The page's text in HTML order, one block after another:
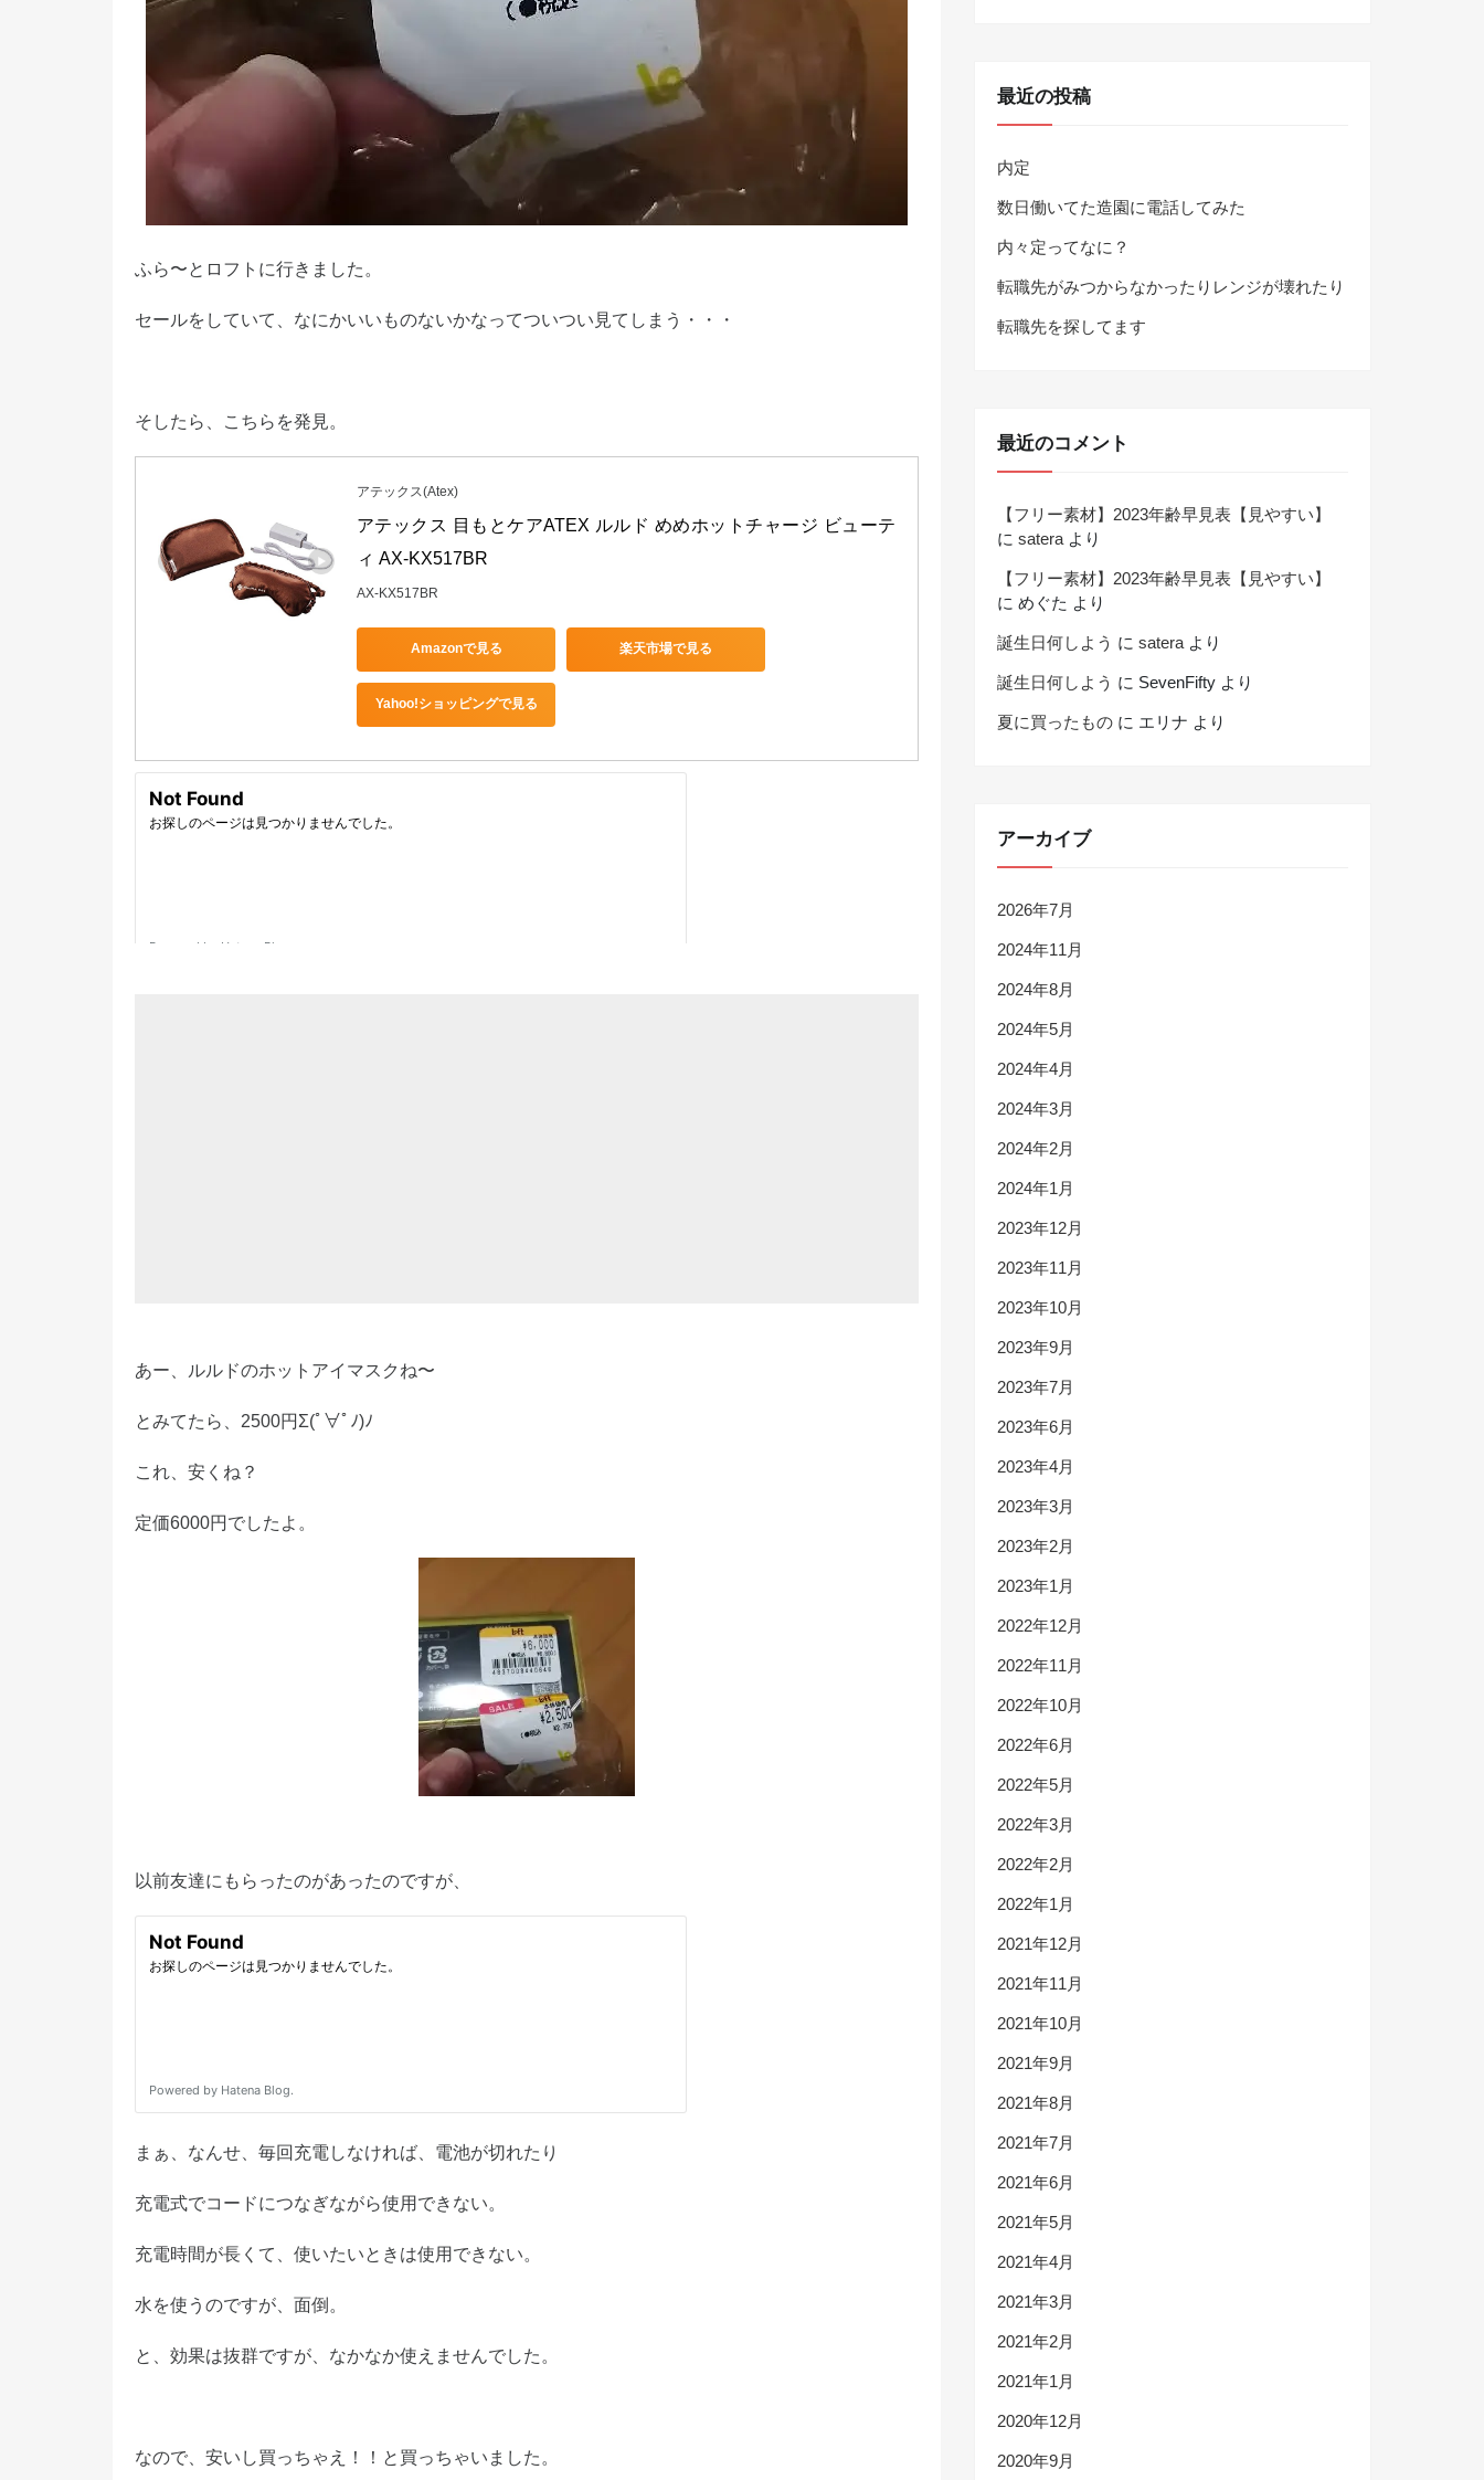
ふら〜とロフトに行きました。
セールをしていて、なにかいいものないかなってついつい見てしまう・・・
そしたら、こちらを発見。
アテックス(Atex)
アテックス 目もとケアATEX ルルド めめホットチャージ ビューテ
ィ AX-KX517BR
AX-KX517BR
Amazonで見る 楽天市場で見る
Yahoo!ショッピングで見る
あー、ルルドのホットアイマスクね〜
とみてたら、2500円Σ(ﾟ∀ﾟﾉ)ﾉ
これ、安くね？
定価6000円でしたよ。
以前友達にもらったのがあったのですが、
まぁ、なんせ、毎回充電しなければ、電池が切れたり
充電式でコードにつなぎながら使用できない。
充電時間が長くて、使いたいときは使用できない。
水を使うのですが、面倒。
と、効果は抜群ですが、なかなか使えませんでした。
なので、安いし買っちゃえ！！と買っちゃいました。
最近の投稿
内定
数日働いてた造園に電話してみた
内々定ってなに？
転職先がみつからなかったりレンジが壊れたり
転職先を探してます
最近のコメント
【フリー素材】2023年齢早見表【見やすい】
に satera より
【フリー素材】2023年齢早見表【見やすい】
に めぐた より
誕生日何しよう に satera より
誕生日何しよう に SevenFifty より
夏に買ったもの に エリナ より
アーカイブ
2026年7月
2024年11月
2024年8月
2024年5月
2024年4月
2024年3月
2024年2月
2024年1月
2023年12月
2023年11月
2023年10月
2023年9月
2023年7月
2023年6月
2023年4月
2023年3月
2023年2月
2023年1月
2022年12月
2022年11月
2022年10月
2022年6月
2022年5月
2022年3月
2022年2月
2022年1月
2021年12月
2021年11月
2021年10月
2021年9月
2021年8月
2021年7月
2021年6月
2021年5月
2021年4月
2021年3月
2021年2月
2021年1月
2020年12月
2020年9月